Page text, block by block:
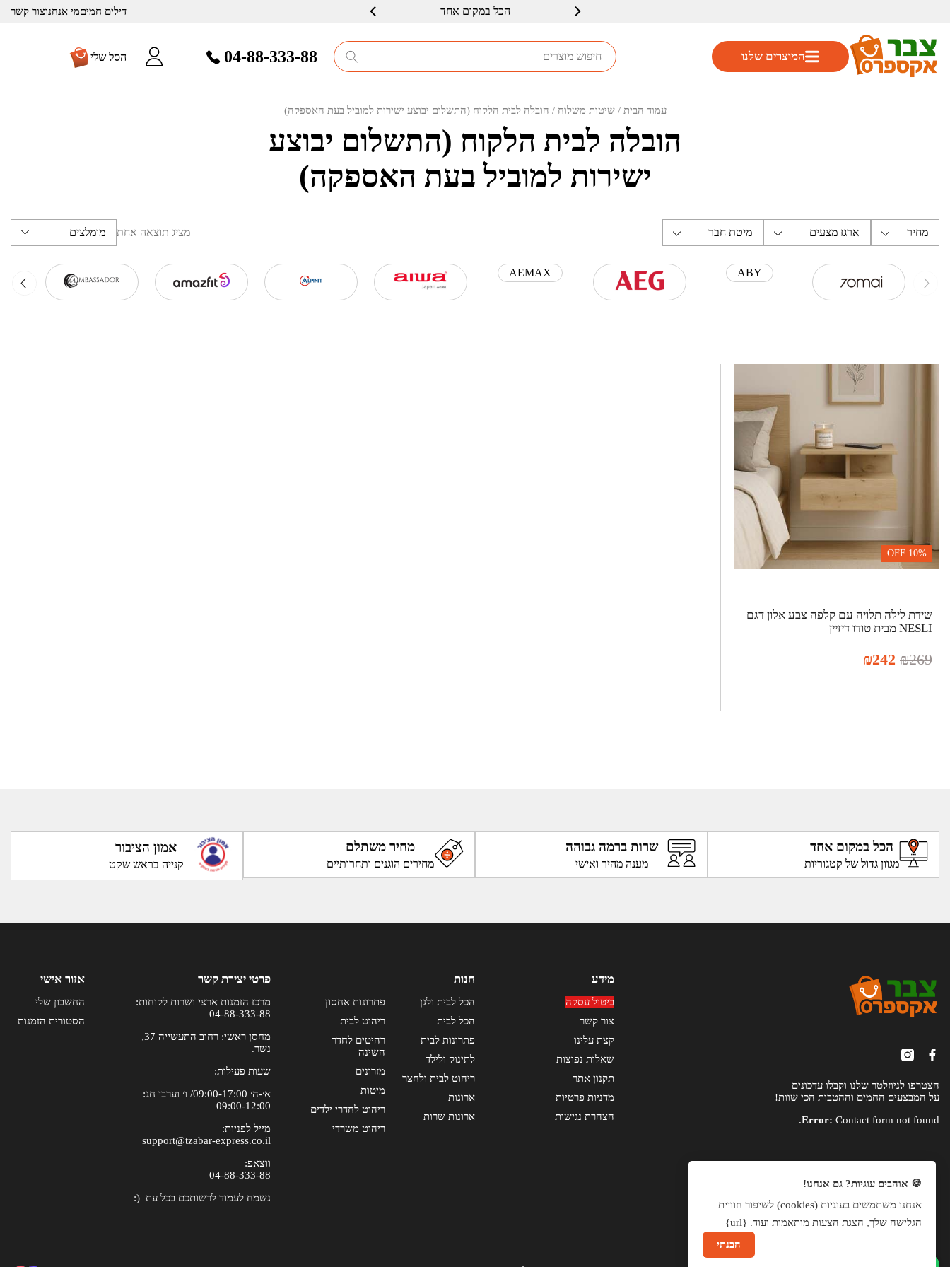
דילים חמיםמי אנחנוצור קשר הכל במקום אחד
04-88-333-88 הסל שלי המוצרים שלנו
עמוד הבית / שיטות משלוח / הובלה לבית הלקוח (התשלום יבוצע ישירות למוביל בעת האספקה)
הובלה לבית הלקוח (התשלום יבוצע
ישירות למוביל בעת האספקה)
מחיר ארגז מצעים מיטת חבר מציג תוצאה אחת מומלצים
ABY
AEMAX
10%
OFF
שידת לילה תלויה עם קלפה צבע אלון דגם
NESLI מבית טודו דיזיין
₪269
₪242
הכל במקום אחד
מגוון גדול של קטגוריות
שרות ברמה גבוהה
מענה מהיר ואישי
מחיר משתלם
מחירים הוגנים ותחרותיים
אמון הציבור
קנייה בראש שקט
הצטרפו לניוזלטר שלנו וקבלו עדכונים
על המבצעים החמים וההטבות הכי שוות!
Error: Contact form not found.
מידע
ביטול עסקה
צור קשר
קצת עלינו
שאלות נפוצות
תקנון אתר
מדניות פרטיות
הצהרת נגישות
חנות
הכל לבית ולגן
הכל לבית
פתרונות לבית
לתינוק ולילד
ריהוט לבית ולחצר
ארונות
ארונות שרות
פתרונות אחסון
ריהוט לבית
רהיטים לחדר
השינה
מזרונים
מיטות
ריהוט לחדרי ילדים
ריהוט משרדי
פרטי יצירת קשר
מרכז הזמנות ארצי ושרות לקוחות:
04-88-333-88
מחסן ראשי: רחוב התעשייה 37,
נשר.
שעות פעילות:
א׳-ה׳ 09:00-17:00/ ו׳ וערבי חג:
09:00-12:00
מייל לפניות:
support@tzabar-express.co.il
ווצאפ:
04-88-333-88
נשמח לעמוד לרשותכם בכל עת (:
אזור אישי
החשבון שלי
הסטורית הזמנות
🍪 אוהבים עוגיות? גם אנחנו!
אנחנו משתמשים בעוגיות (cookies) לשיפור חוויית
הגלישה שלך, הצגת הצעות מותאמות ועוד. {url}
הבנתי